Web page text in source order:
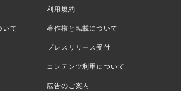
利用規約
いて 著作権と転載について
プレスリリース受付
コンテンツ利用について
広告のご案内